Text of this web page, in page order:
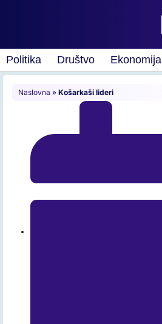
Politika Društvo Ekonomija
Naslovna » Košarkaši lideri